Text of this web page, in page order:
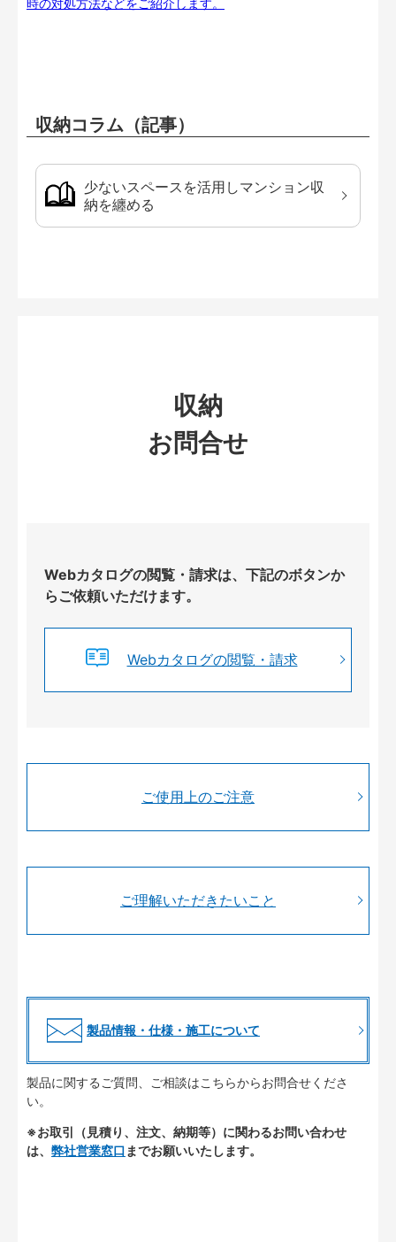
収納コラム（記事）
少ないスペースを活用しマンション収
納を纏める
収納
お問合せ
Webカタログの閲覧・請求は、下記のボタンか
らご依頼いただけます。
Webカタログの閲覧・請求
ご使用上のご注意
ご理解いただきたいこと
製品情報・仕様・施工について
製品に関するご質問、ご相談はこちらからお問合せくださ
い。
※お取引（見積り、注文、納期等）に関わるお問い合わせ
は、 弊社営業窓口 までお願いいたします。